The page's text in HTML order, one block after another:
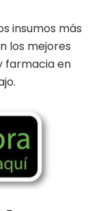
insumos más
los mejores
farmacia en